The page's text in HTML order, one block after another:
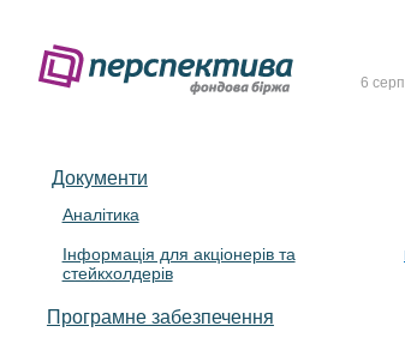
6
5
4
Документи
Аналітика
Інформація для акціонерів та
стейкхолдерів
Програмне забезпечення